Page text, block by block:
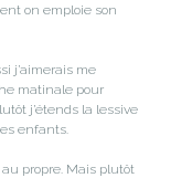
on emploie son
j’aimerais me
matinale pour
j’étends la lessive
enfants.
propre. Mais plutôt